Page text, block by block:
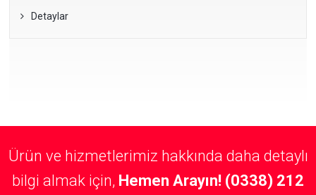
Detaylar
Ürün ve hizmetlerimiz hakkında daha detaylı
bilgi almak için, Hemen Arayın! (0338) 212